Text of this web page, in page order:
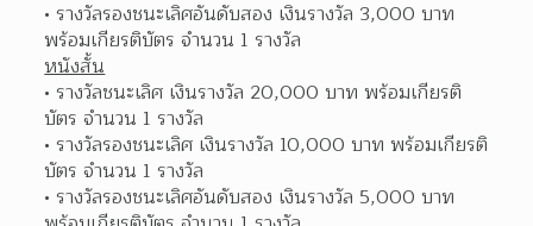
รางวัลรองชนะเลิศอันดับสอง เงินรางวัล 3,000 บาท
พร้อมเกียรติบัตร จำนวน 1 รางวัล
หนังสั้น
รางวัลชนะเลิศ เงินรางวัล 20,000 บาท พร้อมเกียรติ
บัตร จำนวน 1 รางวัล
รางวัลรองชนะเลิศ เงินรางวัล 10,000 บาท พร้อมเกียรติ
บัตร จำนวน 1 รางวัล
รางวัลรองชนะเลิศอันดับสอง เงินรางวัล 5,000 บาท